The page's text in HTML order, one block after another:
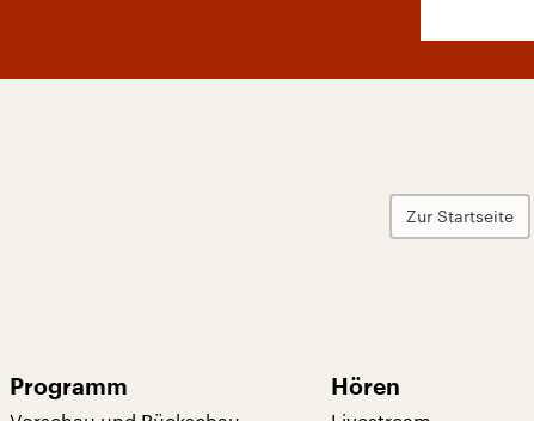
Zur Startseite
Programm Hören